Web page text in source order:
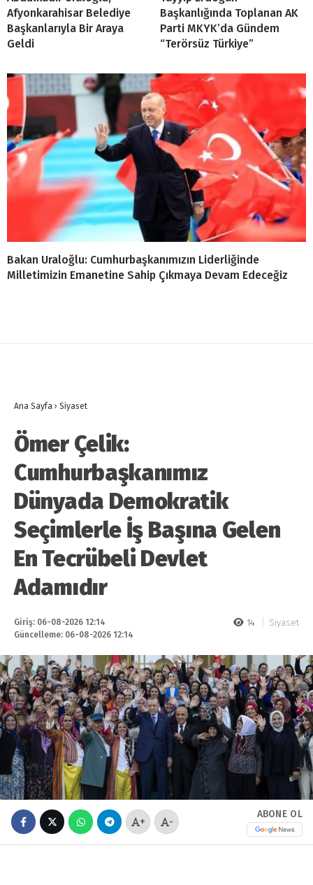
Afyonkarahisar Belediye
Başkanlarıyla Bir Araya
Geldi
Başkanlığında Toplanan AK
Parti MKYK’da Gündem
“Terörsüz Türkiye”
Bakan Uraloğlu: Cumhurbaşkanımızın Liderliğinde
Milletimizin Emanetine Sahip Çıkmaya Devam Edeceğiz
Ana Sayfa › Siyaset
Ömer Çelik:
Cumhurbaşkanımız
Dünyada Demokratik
Seçimlerle İş Başına Gelen
En Tecrübeli Devlet
Adamıdır
Giriş: 06-08-2026 12:14
Güncelleme: 06-08-2026 12:14
14 Siyaset
+ -
ABONE OL